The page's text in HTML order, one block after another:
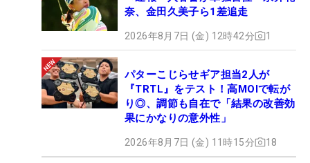
奈、金田久美子ら1差追走
2026年8月7日 (金) 12時42分 1
パターこじらせギア担当2人が
『TRTL』をテスト！高MOIで転が
り◎、調節も自在で「結果の改善効
果にかなりの意外性」
2026年8月7日 (金) 11時15分 18